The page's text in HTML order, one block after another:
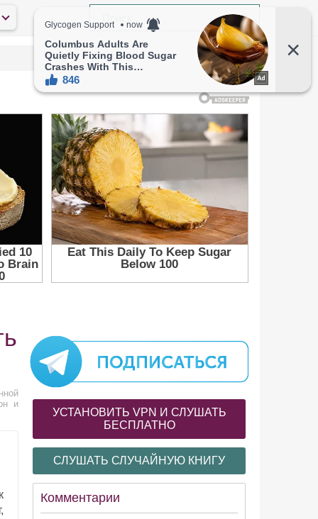
и
УСТАНОВИТЬ VPN И СЛУШАТЬ
БЕСПЛАТНО
СЛУШАТЬ СЛУЧАЙНУЮ КНИГУ
Комментарии